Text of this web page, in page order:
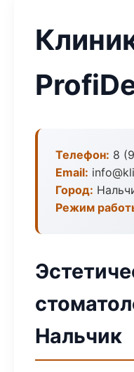
Телефон: 8
Email:
Город:
Режим
Нальчик